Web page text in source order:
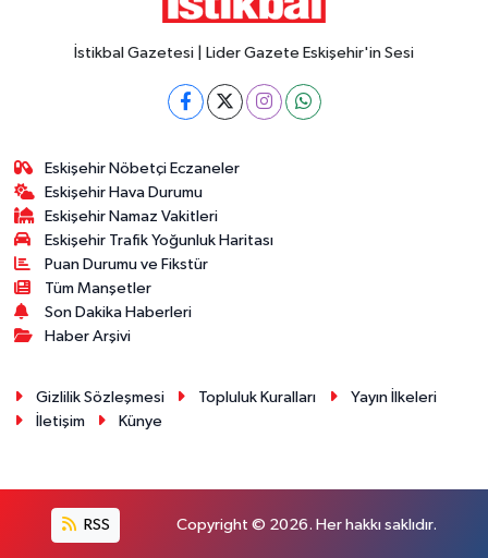
İstikbal Gazetesi | Lider Gazete Eskişehir'in Sesi
Eskişehir Nöbetçi Eczaneler
Eskişehir Hava Durumu
Eskişehir Namaz Vakitleri
Eskişehir Trafik Yoğunluk Haritası
Puan Durumu ve Fikstür
Tüm Manşetler
Son Dakika Haberleri
Haber Arşivi
Gizlilik Sözleşmesi Topluluk Kuralları
Yayın İlkeleri
İletişim
Künye
RSS Copyright © 2026. Her hakkı saklıdır.